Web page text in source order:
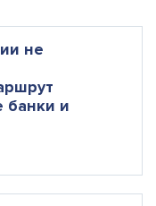
не
банки и